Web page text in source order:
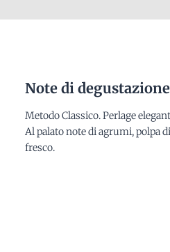
Note di degustazione
Metodo Classico. Perlage
Al palato note di agrumi, polpa
fresco.